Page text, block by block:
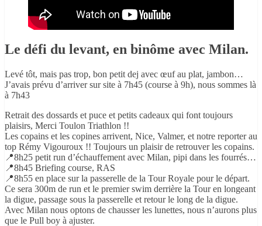
Le défi du levant, en binôme avec Milan.
Levé tôt, mais pas trop, bon petit dej avec œuf au plat, jambon…
J’avais prévu d’arriver sur site à 7h45 (course à 9h), nous sommes là
à 7h43
Retrait des dossards et puce et petits cadeaux qui font toujours
plaisirs, Merci Toulon Triathlon !!
Les copains et les copines arrivent, Nice, Valmer, et notre reporter au
top Rémy Vigouroux !! Toujours un plaisir de retrouver les copains.
📍8h25 petit run d’échauffement avec Milan, pipi dans les fourrés…
📍8h45 Briefing course, RAS
📍8h55 en place sur la passerelle de la Tour Royale pour le départ.
Ce sera 300m de run et le premier swim derrière la Tour en longeant
la digue, passage sous la passerelle et retour le long de la digue.
Avec Milan nous optons de chausser les lunettes, nous n’aurons plus
que le Pull boy à ajuster.